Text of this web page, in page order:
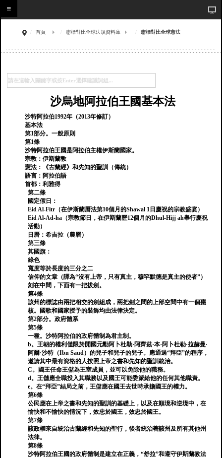
首頁 憲標對比全球法規資料庫 憲標對比全球憲法
沙烏地阿拉伯王國基本法
沙特阿拉伯1992年（2013年修訂）
基本法
第1部分。一般原則
第1條
沙特阿拉伯王國是阿拉伯主權伊斯蘭國家。
宗教：伊斯蘭教
憲法：《古蘭經》和先知的聖訓（傳統）
語言：阿拉伯語
首都：利雅得
第二條
國定假日：
Eid Al-Fitr（在伊斯蘭曆法第10個月的Shawal 1日慶祝的宗教盛宴）
Eid Al-Ad-ha（宗教節日，在伊斯蘭歷12個月的Dhul-Hijj ah舉行慶祝
活動）
日曆：希吉拉（農曆）
第三條
其國旗：
綠色
寬度等於長度的三分之二
信仰的文章（譯為“沒有上帝，只有真主，穆罕默德是真主的使者”）
刻在中間，下面有一把拔劍。
第4條
該州的標誌由兩把相交的劍組成，兩把劍之間的上部空間中有一個棗
核。國歌和國家授予的裝飾均由法律決定。
第2部分。政府體系
第5條
一種。沙特阿拉伯的政府體制為君主制。
b。王朝的權利僅限於開國元勳阿卜杜勒·阿齊茲·本·阿卜杜勒·拉赫曼·
阿爾·沙特（Ibn Saud）的兒子和兒子的兒子。應通過“拜亞”的程序，
邀請其中最有資格的人按照上帝之書和先知的聖訓統治。
C。國王任命王儲為王室成員，並可以免除他的職務。
d。王儲應全職投入其職務以及國王可能委派給他的任何其他職責。
e。在“拜亞”結局之前，王儲應在國王去世時承擔國王的權力。
第6條
公民應在上帝之書和先知的聖訓的基礎上，以及在順境和逆境中，在
愉快和不愉快的情況下，效忠於國王，效忠於國王。
第7條
該政權來自統治古蘭經和先知的聖行，後者統治著該州及所有其他州
法律。
第8條
沙特阿拉伯王國的政府體制是建立在正義，“舒拉”和遵守伊斯蘭教法